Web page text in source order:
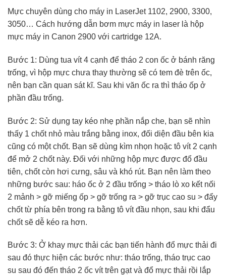
Mực chuyên dùng cho máy in LaserJet 1102, 2900, 3300,
3050… Cách hướng dẫn bơm mực máy in laser là hộp
mực máy in Canon 2900 với cartridge 12A.
Bước 1: Dùng tua vít 4 cạnh để tháo 2 con ốc ở bánh răng
trống, vì hộp mực chưa thay thường sẽ có tem đè trên ốc,
nên bạn cần quan sát kĩ. Sau khi văn ốc ra thì tháo ốp ở
phần đầu trống.
Bước 2: Sử dụng tay kéo nhẹ phần nắp che, bạn sẽ nhìn
thấy 1 chốt nhỏ màu trắng bằng inox, đối diện đầu bên kia
cũng có một chốt. Bạn sẽ dùng kìm nhọn hoặc tô vít 2 cạnh
để mở 2 chốt này. Đối với những hộp mực được đổ đầu
tiên, chốt còn hơi cưng, sâu và khó rút. Bạn nên làm theo
những bước sau: háo ốc ở 2 đầu trống > tháo lò xo kết nối
2 mảnh > gỡ miếng ốp > gỡ trống ra > gỡ trục cao su > đẩy
chốt từ phía bên trong ra bằng tô vít đầu nhọn, sau khi đẩu
chốt sẽ dễ kéo ra hơn.
Bước 3: Ở khay mực thải các bạn tiến hành đổ mực thải đi
sau đó thực hiện các bước như: tháo trống, tháo trục cao
su sau đó đến tháo 2 ốc vít trên gạt và đổ mực thải rồi lắp